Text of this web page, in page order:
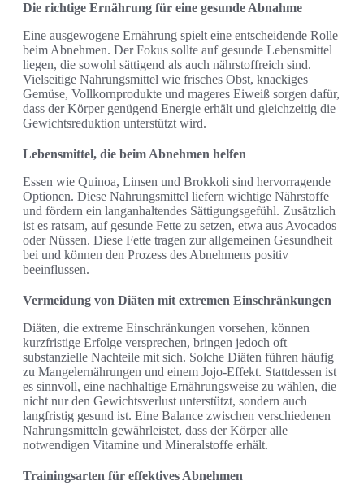
Die richtige Ernährung für eine gesunde Abnahme
Eine ausgewogene Ernährung spielt eine entscheidende Rolle
beim Abnehmen. Der Fokus sollte auf gesunde Lebensmittel
liegen, die sowohl sättigend als auch nährstoffreich sind.
Vielseitige Nahrungsmittel wie frisches Obst, knackiges
Gemüse, Vollkornprodukte und mageres Eiweiß sorgen dafür,
dass der Körper genügend Energie erhält und gleichzeitig die
Gewichtsreduktion unterstützt wird.
Lebensmittel, die beim Abnehmen helfen
Essen wie Quinoa, Linsen und Brokkoli sind hervorragende
Optionen. Diese Nahrungsmittel liefern wichtige Nährstoffe
und fördern ein langanhaltendes Sättigungsgefühl. Zusätzlich
ist es ratsam, auf gesunde Fette zu setzen, etwa aus Avocados
oder Nüssen. Diese Fette tragen zur allgemeinen Gesundheit
bei und können den Prozess des Abnehmens positiv
beeinflussen.
Vermeidung von Diäten mit extremen Einschränkungen
Diäten, die extreme Einschränkungen vorsehen, können
kurzfristige Erfolge versprechen, bringen jedoch oft
substanzielle Nachteile mit sich. Solche Diäten führen häufig
zu Mangelernährungen und einem Jojo-Effekt. Stattdessen ist
es sinnvoll, eine nachhaltige Ernährungsweise zu wählen, die
nicht nur den Gewichtsverlust unterstützt, sondern auch
langfristig gesund ist. Eine Balance zwischen verschiedenen
Nahrungsmitteln gewährleistet, dass der Körper alle
notwendigen Vitamine und Mineralstoffe erhält.
Trainingsarten für effektives Abnehmen